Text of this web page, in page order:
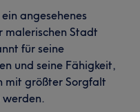
angesehenes
malerischen Stadt
für seine
und seine Fähigkeit,
mit größter Sorgfalt
werden.